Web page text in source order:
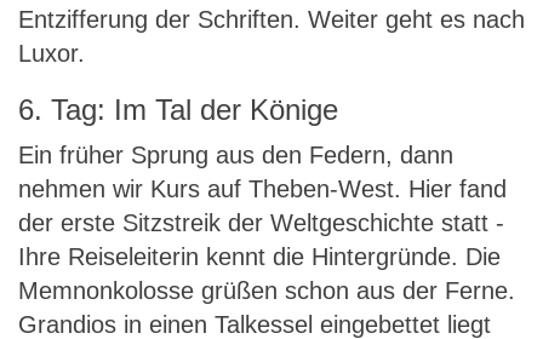
Entzifferung der Schriften. Weiter geht es nach
Luxor.
6. Tag: Im Tal der Könige
Ein früher Sprung aus den Federn, dann
nehmen wir Kurs auf Theben-West. Hier fand
der erste Sitzstreik der Weltgeschichte statt -
Ihre Reiseleiterin kennt die Hintergründe. Die
Memnonkolosse grüßen schon aus der Ferne.
Grandios in einen Talkessel eingebettet liegt